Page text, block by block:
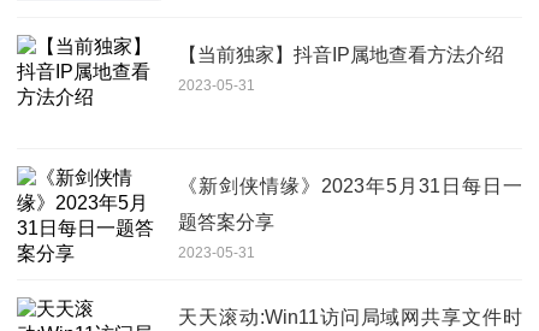
【当前独家】抖音IP属地查看方法介绍
2023-05-31
《新剑侠情缘》2023年5月31日每日一
题答案分享
2023-05-31
天天滚动:Win11访问局域网共享文件时